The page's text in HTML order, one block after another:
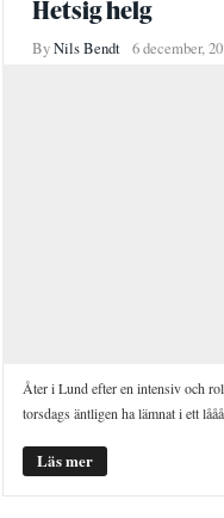
Hetsig helg
ByNils Bendt 6 december,
Åter i Lund efter en intensiv och
torsdags äntligen ha lämnat i ett
Läs mer